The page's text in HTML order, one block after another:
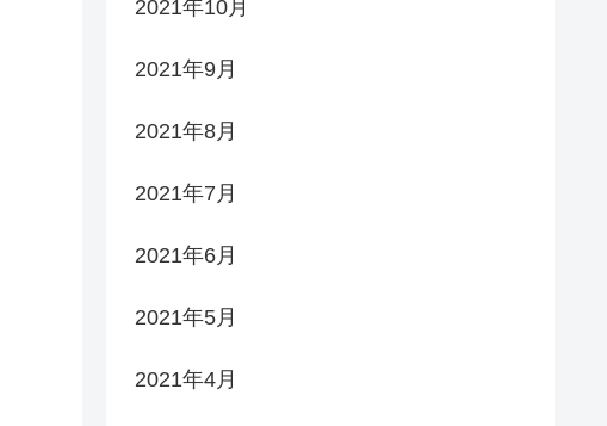
2021年10月
2021年9月
2021年8月
2021年7月
2021年6月
2021年5月
2021年4月